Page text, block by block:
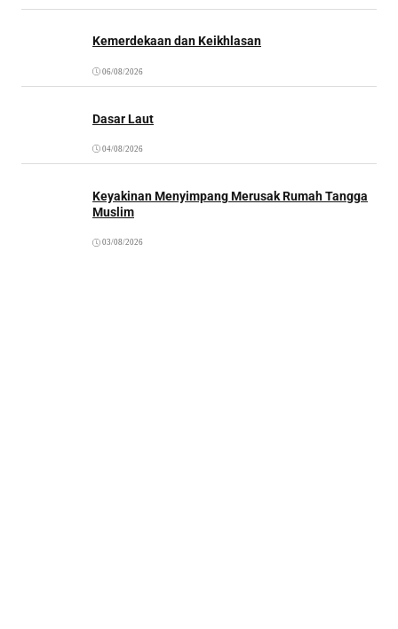
Kemerdekaan dan Keikhlasan
06/08/2026
Dasar Laut
04/08/2026
Keyakinan Menyimpang Merusak Rumah Tangga
Muslim
03/08/2026